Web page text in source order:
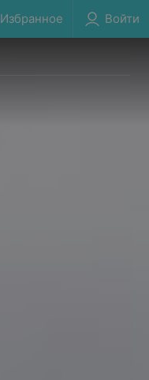
Избранное Войти